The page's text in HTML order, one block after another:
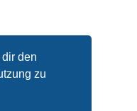
den
zu